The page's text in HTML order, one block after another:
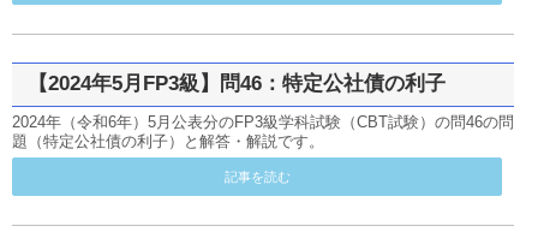
【2024年5月FP3級】問46：特定公社債の利子
2024年（令和6年）5月公表分のFP3級学科試験（CBT試験）の問46の問
題（特定公社債の利子）と解答・解説です。
記事を読む